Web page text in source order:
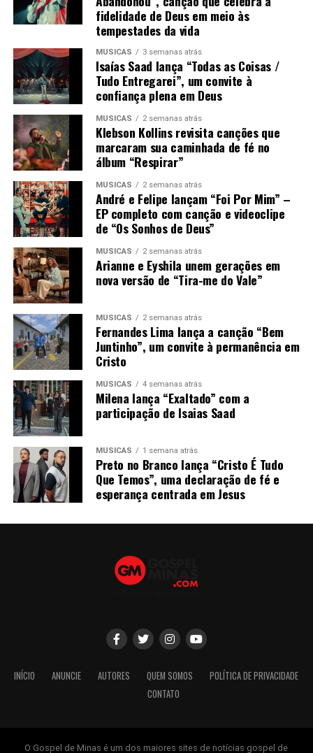
fidelidade de Deus em meio às
tempestades da vida
MÚSICAS 3 semanas atrás
Isaías Saad lança “Todas as Coisas /
Tudo Entregarei”, um convite à
confiança plena em Deus
MÚSICAS 2 semanas atrás
Klebson Kollins revisita canções que
marcaram sua caminhada de fé no
álbum “Respirar”
MÚSICAS 2 semanas atrás
André e Felipe lançam “Foi Por Mim” –
EP completo com canção e videoclipe
de “Os Sonhos de Deus”
MÚSICAS 2 semanas atrás
Arianne e Eyshila unem gerações em
nova versão de “Tira-me do Vale”
MÚSICAS 2 semanas atrás
Fernandes Lima lança a canção “Bem
Juntinho”, um convite à permanência em
Cristo
MÚSICAS 4 semanas atrás
Milena lança “Exaltado” com a
participação de Isaias Saad
MÚSICAS 1 semana atrás
Preto no Branco lança “Cristo É Tudo
Que Temos”, uma declaração de fé e
esperança centrada em Jesus
INÍCIO ANUNCIE AUTORES QUEM SOMOS
POLÍTICA DE PRIVACIDADE
CONTATO
O Gospel de Minas é um dos maiores sites de notícias gospel de